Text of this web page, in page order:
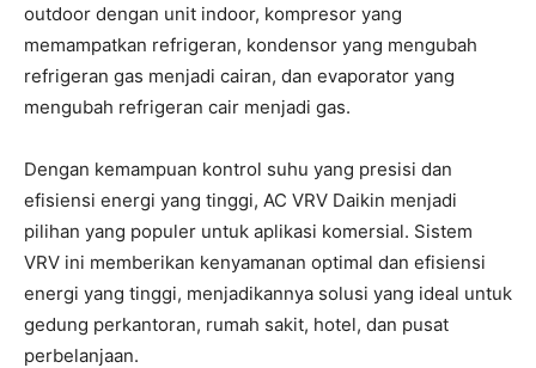
outdoor dengan unit indoor, kompresor yang
memampatkan refrigeran, kondensor yang mengubah
refrigeran gas menjadi cairan, dan evaporator yang
mengubah refrigeran cair menjadi gas.
Dengan kemampuan kontrol suhu yang presisi dan
efisiensi energi yang tinggi, AC VRV Daikin menjadi
pilihan yang populer untuk aplikasi komersial. Sistem
VRV ini memberikan kenyamanan optimal dan efisiensi
energi yang tinggi, menjadikannya solusi yang ideal untuk
gedung perkantoran, rumah sakit, hotel, dan pusat
perbelanjaan.